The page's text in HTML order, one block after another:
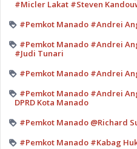
#Micler Lakat #Steven
#Pemkot Manado #Andrei
#Pemkot Manado #Andrei
#Judi Tunari
#Pemkot Manado #Andrei
#Pemkot Manado #Andrei
DPRD Kota Manado
#Pemkot Manado @Richard
#Pemkot Manado #Kabag